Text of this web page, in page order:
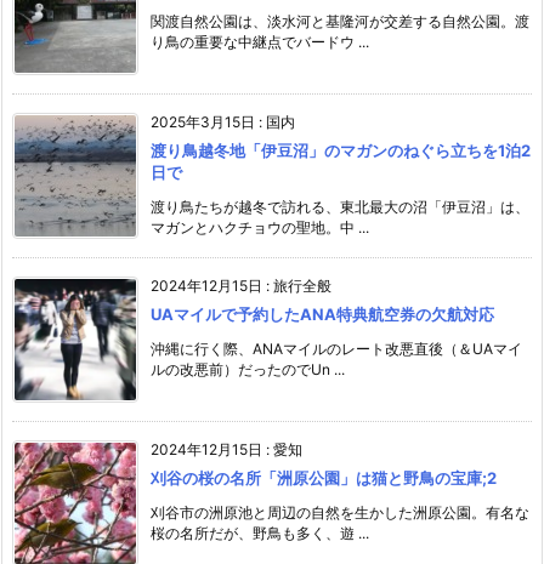
関渡自然公園は、淡水河と基隆河が交差する自然公園。渡
り鳥の重要な中継点でバードウ ...
2025年3月15日 : 国内
渡り鳥越冬地「伊豆沼」のマガンのねぐら立ちを1泊2
日で
渡り鳥たちが越冬で訪れる、東北最大の沼「伊豆沼」は、
マガンとハクチョウの聖地。中 ...
2024年12月15日 : 旅行全般
UAマイルで予約したANA特典航空券の欠航対応
沖縄に行く際、ANAマイルのレート改悪直後（＆UAマイ
ルの改悪前）だったのでUn ...
2024年12月15日 : 愛知
刈谷の桜の名所「洲原公園」は猫と野鳥の宝庫;2
刈谷市の洲原池と周辺の自然を生かした洲原公園。有名な
桜の名所だが、野鳥も多く、遊 ...